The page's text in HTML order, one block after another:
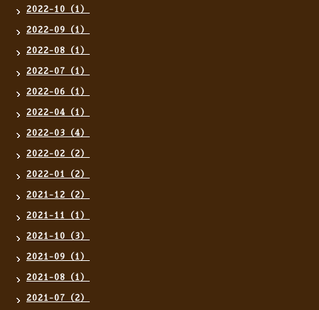
2022-10（1）
2022-09（1）
2022-08（1）
2022-07（1）
2022-06（1）
2022-04（1）
2022-03（4）
2022-02（2）
2022-01（2）
2021-12（2）
2021-11（1）
2021-10（3）
2021-09（1）
2021-08（1）
2021-07（2）